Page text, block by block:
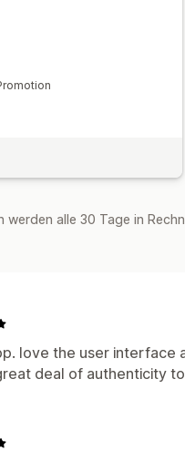
alle 30 Tage in
love the user interface
deal of authenticity